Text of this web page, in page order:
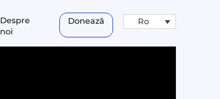
Despre
noi
Donează Ro